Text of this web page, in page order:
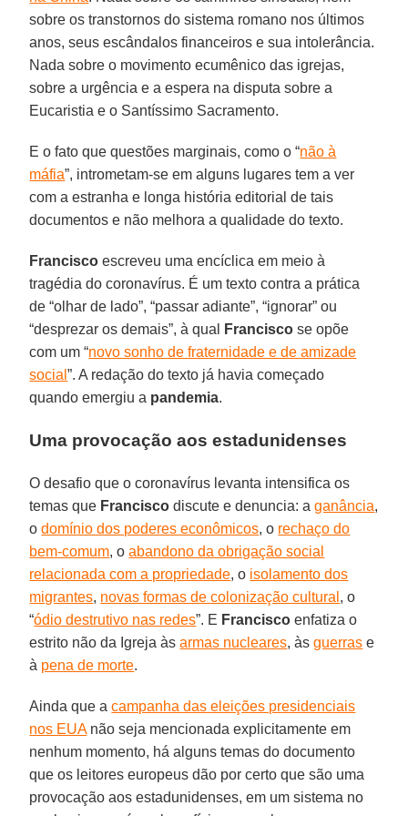
sobre os transtornos do sistema romano nos últimos
anos, seus escândalos financeiros e sua intolerância.
Nada sobre o movimento ecumênico das igrejas,
sobre a urgência e a espera na disputa sobre a
Eucaristia e o Santíssimo Sacramento.
E o fato que questões marginais, como o “não à
máfia”, intrometam-se em alguns lugares tem a ver
com a estranha e longa história editorial de tais
documentos e não melhora a qualidade do texto.
Francisco escreveu uma encíclica em meio à
tragédia do coronavírus. É um texto contra a prática
de “olhar de lado”, “passar adiante”, “ignorar” ou
“desprezar os demais”, à qual
Francisco se opõe
com um “novo sonho de fraternidade e de amizade
social”. A redação do texto já havia começado
quando emergiu a pandemia.
Uma provocação aos estadunidenses
O desafio que o coronavírus levanta intensifica os
temas que Francisco discute e denuncia: aganância,
odomínio dos poderes econômicos, o rechaço do
bem-comum, oabandono da obrigação social
relacionada com a propriedade, o isolamento dos
migrantes, novas formas de colonização cultural , o
“ódio destrutivo nas redes”. E Francisco enfatiza o
estrito não da Igreja àsarmas nucleares, àsguerras e
à pena de morte.
Ainda que acampanha das eleições presidenciais
nos EUAnão seja mencionada explicitamente em
nenhum momento, há alguns temas do documento
que os leitores europeus dão por certo que são uma
provocação aos estadunidenses, em um sistema no